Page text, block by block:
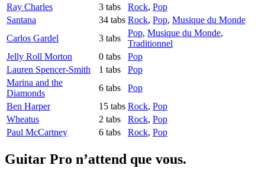
Ray Charles
3 tabs Rock, Pop
Santana
34 tabs Rock, Pop, Musique du Monde
Carlos Gardel
3 tabs
Pop, Musique du Monde,
Traditionnel
Jelly Roll Morton
0 tabs
Pop
Lauren Spencer-Smith
1 tabs
Pop
Marina and the
Diamonds
6 tabs
Pop
Ben Harper
15 tabs Rock, Pop
Wheatus
2 tabs Rock, Pop
Paul McCartney
6 tabs Rock, Pop
Guitar Pro n’attend que vous.